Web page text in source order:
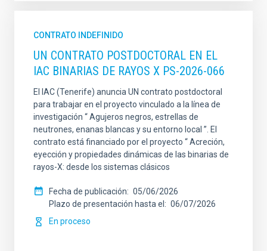
CONTRATO INDEFINIDO
UN CONTRATO POSTDOCTORAL EN EL
IAC BINARIAS DE RAYOS X PS-2026-066
El IAC (Tenerife) anuncia UN contrato postdoctoral
para trabajar en el proyecto vinculado a la línea de
investigación “ Agujeros negros, estrellas de
neutrones, enanas blancas y su entorno local ”. El
contrato está financiado por el proyecto “ Acreción,
eyección y propiedades dinámicas de las binarias de
rayos-X: desde los sistemas clásicos
Fecha de publicación
05/06/2026
Plazo de presentación hasta el
06/07/2026
En proceso